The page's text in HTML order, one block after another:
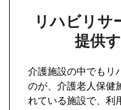
リハビリサ
提供
介護施設の中でもリ
のが、介護老人保健
れている施設で、利